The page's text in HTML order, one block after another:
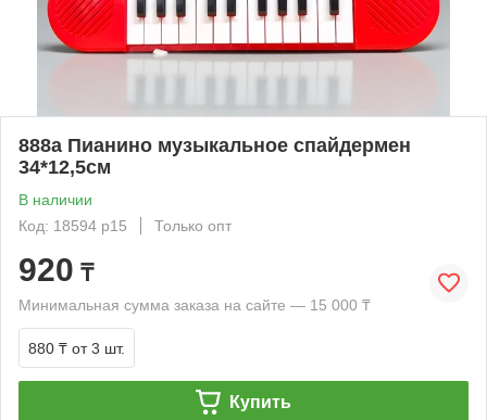
888а Пианино музыкальное спайдермен
34*12,5см
В наличии
Код: 18594 р15
Только опт
920 ₸
Минимальная сумма заказа на сайте — 15 000 ₸
880 ₸ от 3 шт.
Купить